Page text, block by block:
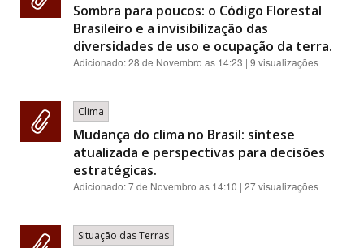
Sombra para poucos: o Código Florestal
Brasileiro e a invisibilização das
diversidades de uso e ocupação da terra.
Adicionado:28 de Novembro as 14:23 | 9 visualizações
Clima
Mudança do clima no Brasil: síntese
atualizada e perspectivas para decisões
estratégicas.
Adicionado:7 de Novembro as 14:10 | 27 visualizações
Situação das Terras